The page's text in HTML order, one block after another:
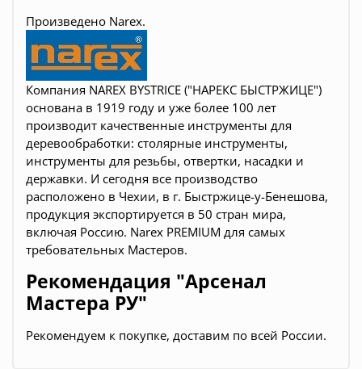
Произведено Narex.
Компания NAREX BYSTRICE ("НАРЕКС БЫСТРЖИЦЕ")
основана в 1919 году и уже более 100 лет
производит качественные инструменты для
деревообработки: столярные инструменты,
инструменты для резьбы, отвертки, насадки и
державки. И сегодня все производство
расположено в Чехии, в г. Быстржице-у-Бенешова,
продукция экспортируется в 50 стран мира,
включая Россию. Narex PREMIUM для самых
требовательных Мастеров.
Рекомендация "Арсенал
Мастера РУ"
Рекомендуем к покупке, доставим по всей России.